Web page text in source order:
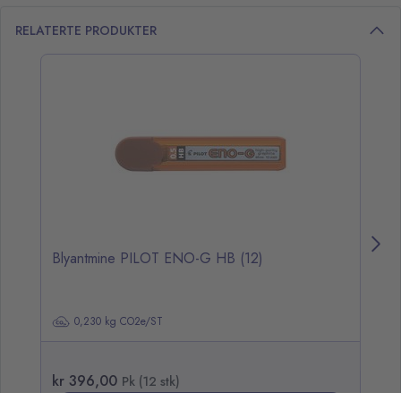
RELATERTE PRODUKTER
Blyantmine PILOT ENO-G HB (12)
0,230 kg CO2e/ST
kr 396,00 Pk (12 stk)